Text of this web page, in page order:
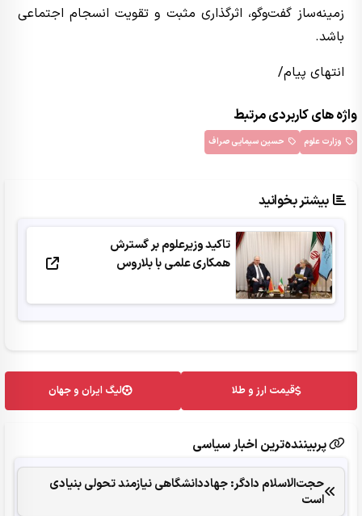
زمینه‌ساز گفت‌وگو، اثرگذاری مثبت و تقویت انسجام اجتماعی
باشد.
انتهای پیام/
واژه های کاربردی مرتبط
وزارت علوم حسین سیمایی صراف
بیشتر بخوانید
تاکید وزیرعلوم بر گسترش
همکاری علمی با بلاروس
قیمت ارز و طلا لیگ ایران و جهان
پربیننده‌ترین اخبار سیاسی
حجت‌الاسلام دادگر: جهاددانشگاهی نیازمند تحولی بنیادی
است